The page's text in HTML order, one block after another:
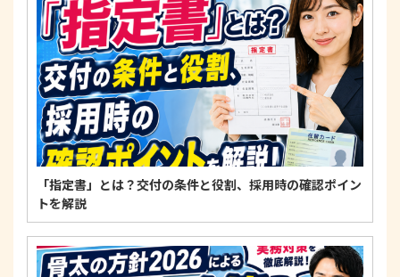
「指定書」とは？交付の条件と役割、採用時の確認ポイン
トを解説